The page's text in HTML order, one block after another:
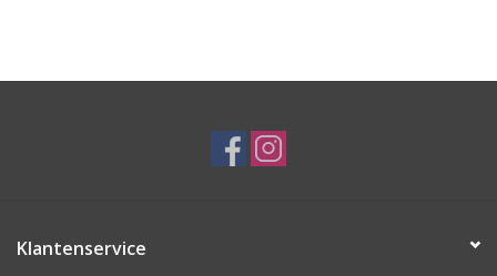
Klantenservice